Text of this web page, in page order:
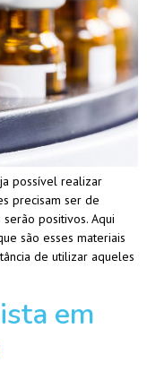
possível realizar
precisam ser de
positivos. Aqui
são esses materiais
de utilizar aqueles
em